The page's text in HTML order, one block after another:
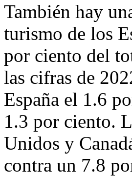
También hay
turismo de los
por ciento del
las cifras de
España el 1.6
1.3 por ciento.
Unidos y
contra un 7.8